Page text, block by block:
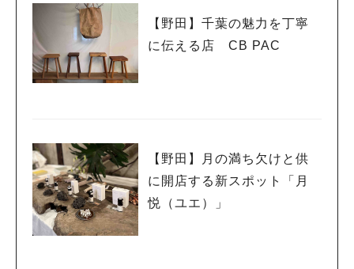
【野田】千葉の魅力を丁寧
に伝える店 CB PAC
【野田】月の満ち欠けと供
に開店する新スポット「月
悦（ユエ）」